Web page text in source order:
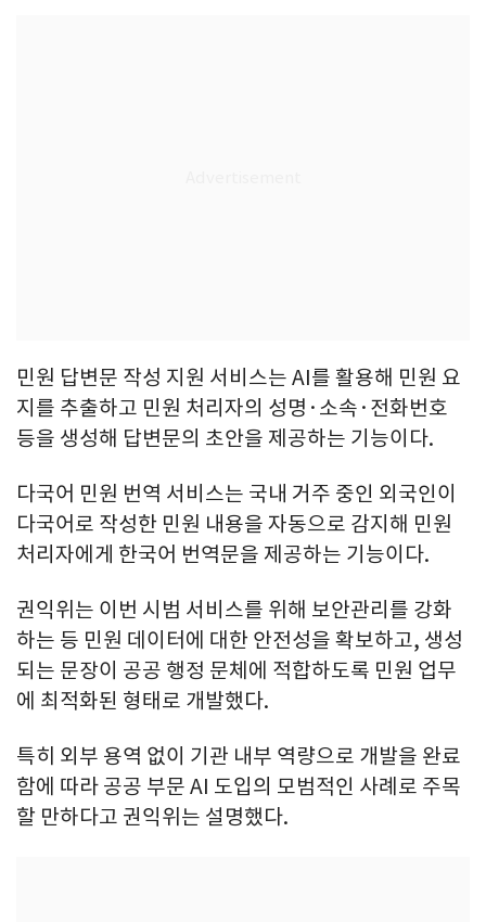
민원 답변문 작성 지원 서비스는 AI를 활용해 민원 요
지를 추출하고 민원 처리자의 성명·소속·전화번호
등을 생성해 답변문의 초안을 제공하는 기능이다.
다국어 민원 번역 서비스는 국내 거주 중인 외국인이
다국어로 작성한 민원 내용을 자동으로 감지해 민원
처리자에게 한국어 번역문을 제공하는 기능이다.
권익위는 이번 시범 서비스를 위해 보안관리를 강화
하는 등 민원 데이터에 대한 안전성을 확보하고, 생성
되는 문장이 공공 행정 문체에 적합하도록 민원 업무
에 최적화된 형태로 개발했다.
특히 외부 용역 없이 기관 내부 역량으로 개발을 완료
함에 따라 공공 부문 AI 도입의 모범적인 사례로 주목
할 만하다고 권익위는 설명했다.